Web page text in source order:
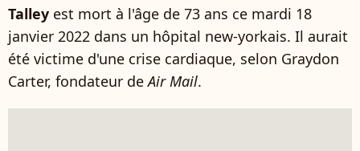
Talley est mort à l'âge de 73 ans ce mardi 18
janvier 2022 dans un hôpital new-yorkais. Il aurait
été victime d'une crise cardiaque, selon Graydon
Carter, fondateur deAir Mail.